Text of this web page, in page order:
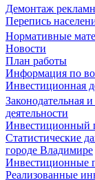
Демонтаж
Перепись
Нормативные
Новости
План работы
Информация по
Инвестиционная
Законодательная
деятельности
Инвестиционный
Статистические
городе Владимире
Инвестиционные
Реализованные